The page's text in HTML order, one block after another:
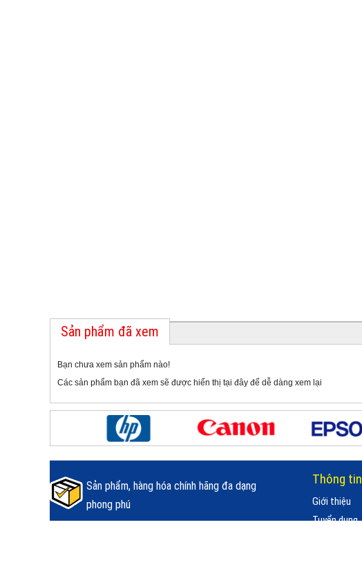
Sản phẩm đã xem
Bạn chưa xem sản phẩm nào!
Các sản phẩm bạn đã xem sẽ được hiển thị tại đây để dễ dàng xem lại
Sản phẩm, hàng hóa chính hãng đa dạng
phong phú
Thông tin
Giới thiệu
Tuyển dụng